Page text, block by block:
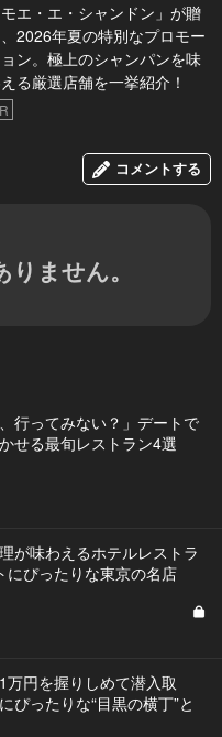
モエ・エ・シャンドン」が贈
2026年夏の特別なプロモー
ン。極上のシャンパンを味
る厳選店舗を一挙紹介！
コメントする
ません。
行ってみない？」デートで
せる最旬レストラン4選
が味わえるホテルレストラ
にぴったりな東京の名店
万円を握りしめて潜入取
ぴったりな“目黒の横丁”と